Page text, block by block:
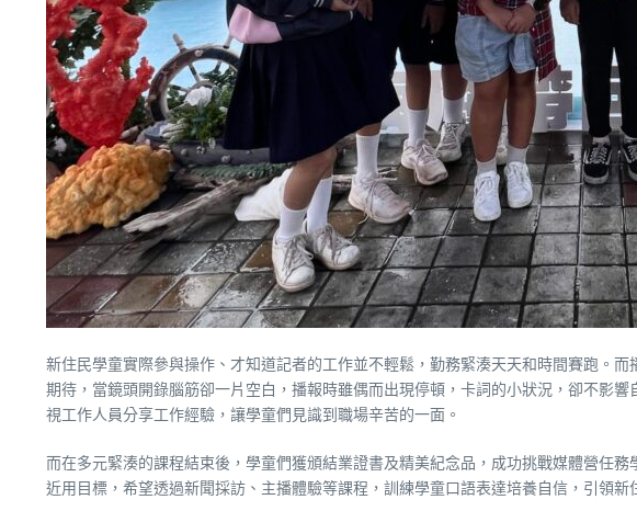
新住民學童實際參與操作、才知道記者的工作並不輕鬆，勤務緊湊天天和時間賽跑。
期待，當鏡頭開錄腦筋卻一片空白，播報時雖偶而出現停頓，卡詞的小狀況，卻不影
視工作人員分享工作經驗，讓學童們見識到職場辛苦的一面。
而在多元緊湊的課程結束後，學童們獲頒結業證書及精美紀念品，成功挑戰媒體營任
近用目標，希望透過新聞採訪、主播體驗等課程，訓練學童口語表達培養自信，引領